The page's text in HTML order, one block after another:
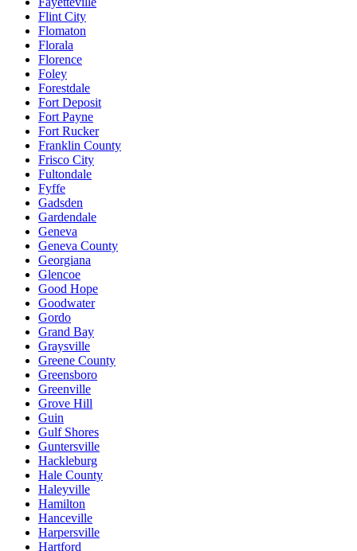
Flint City
Flomaton
Florala
Florence
Foley
Forestdale
Fort Deposit
Fort Payne
Fort Rucker
Franklin County
Frisco City
Fultondale
Fyffe
Gadsden
Gardendale
Geneva
Geneva County
Georgiana
Glencoe
Good Hope
Goodwater
Gordo
Grand Bay
Graysville
Greene County
Greensboro
Greenville
Grove Hill
Guin
Gulf Shores
Guntersville
Hackleburg
Hale County
Haleyville
Hamilton
Hanceville
Harpersville
Hartford